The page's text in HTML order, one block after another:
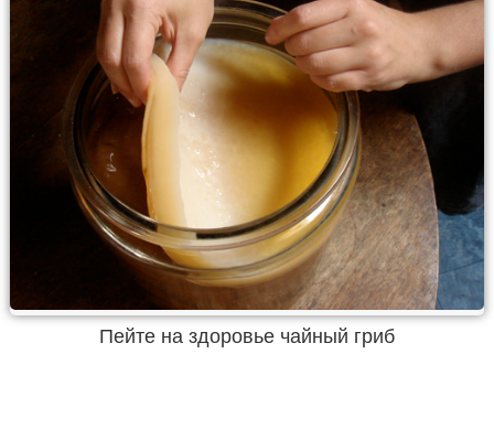
Пейте на здоровье чайный гриб